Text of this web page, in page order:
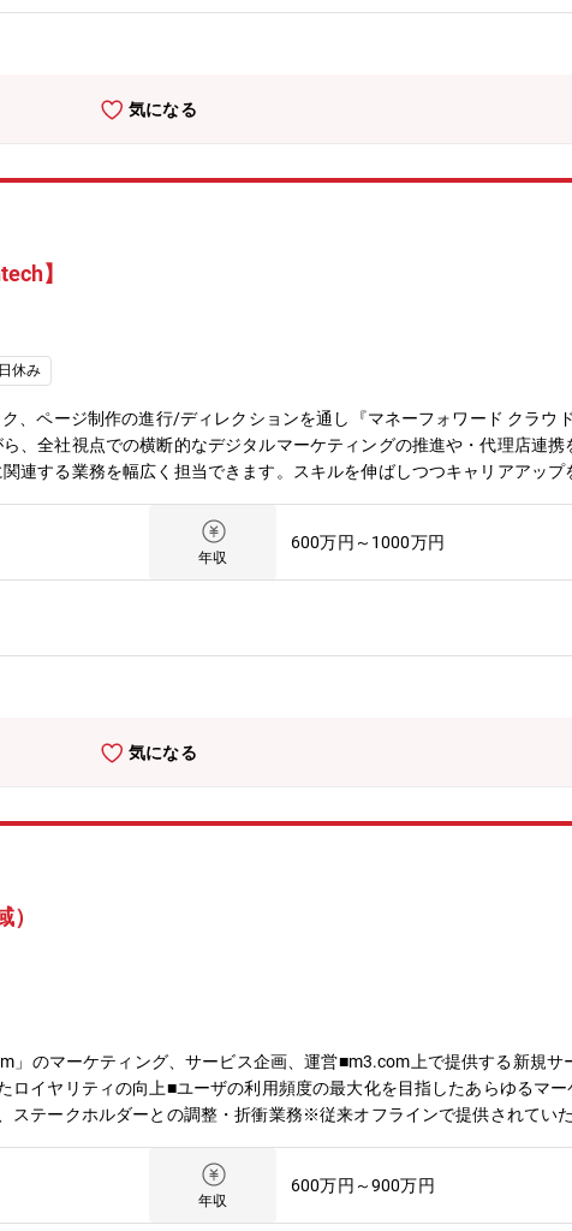
が高く、周囲の協力を仰ぎながら業務を推進できる方・論理的思考で仕
揮できる方・上司からの指示を待つのではなく、自主性をもって積極
トサービスを提供している組織であり、国内だけでなく世界へと価値を
気になる
】
休み
、ページ制作の進行/ディレクションを通し『マネーフォワード クラウ
、全社視点での横断的なデジタルマーケティングの推進や・代理店連携
連する業務を幅広く担当できます。スキルを伸ばしつつキャリアアップ
ーケティング活動をすることがきるチーム体制・デザイナー、エンジニ
ービス・やりがい・社会的意義のあるサービスの成長に貢献できる・ど
る【募集背景】マネーフォワードでは経理や人事労務領域における業務
業務の効率化だけでなく、「クラウド化で、ビジネスをもっと前へ」そ
いる「マネーフォワード クラウド」のさらなるシェア拡大に向けて、
獲得の推進・実行ができるディレクターを募集いたします。
年収
600万円～1000万円
気になる
」のマーケティング、サービス企画、運営■m3.com上で提供する新規サ
ロイヤリティの向上■ユーザの利用頻度の最大化を目指したあらゆるマ
テークホルダーとの調整・折衝業務※従来オフラインで提供されてい
業務など、幅広い事業やマーケティング経験をお持ちの方を募集します
。【募集背景】エムスリーはインターネットという媒体を活用して、良
り良い方向へ変革していきます。顧客や会員に、絶えず驚き、感動、喜
年収
600万円～900万円